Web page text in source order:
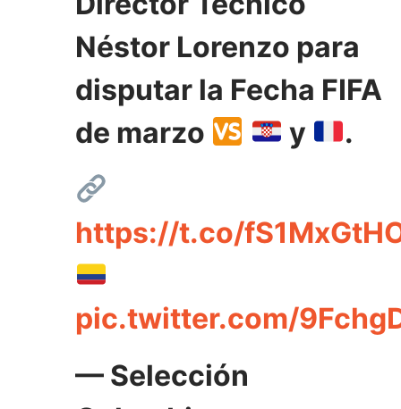
Néstor Lorenzo para
disputar la Fecha FIFA
de marzo
y .
https://t.co/
pic.twitter.com/
— Selección